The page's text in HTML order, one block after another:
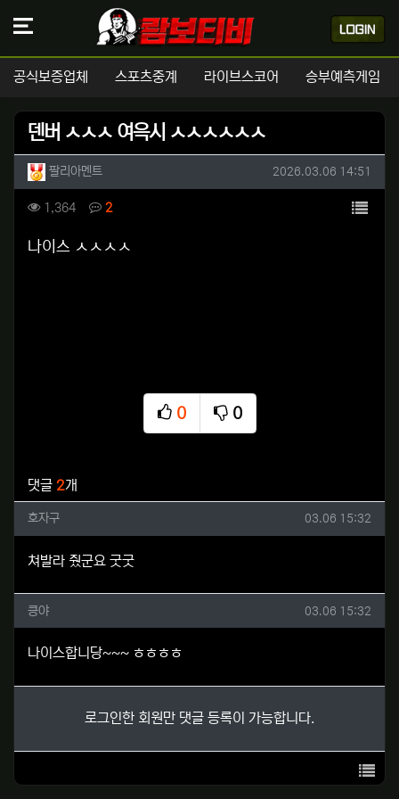
공식보증업체 스포츠중계 라이브스코어 승부예측게임
덴버 ㅅㅅㅅ 여윽시 ㅅㅅㅅㅅㅅㅅ
작성자 정보
팔리아멘트 작성일
2026.03.06 14:51
컨텐츠 정보
1,364조회 2댓글 목록
본문
나이스 ㅅㅅㅅㅅ
0
추천
0
비추천
댓글 2개
호자구님의 댓글
호자구 작성일
03.06 15:32
쳐발라 줬군요 굿굿
킁야님의 댓글
킁야 작성일
03.06 15:32
나이스합니당~~~ ㅎㅎㅎㅎ
로그인한 회원만 댓글 등록이 가능합니다.
목록